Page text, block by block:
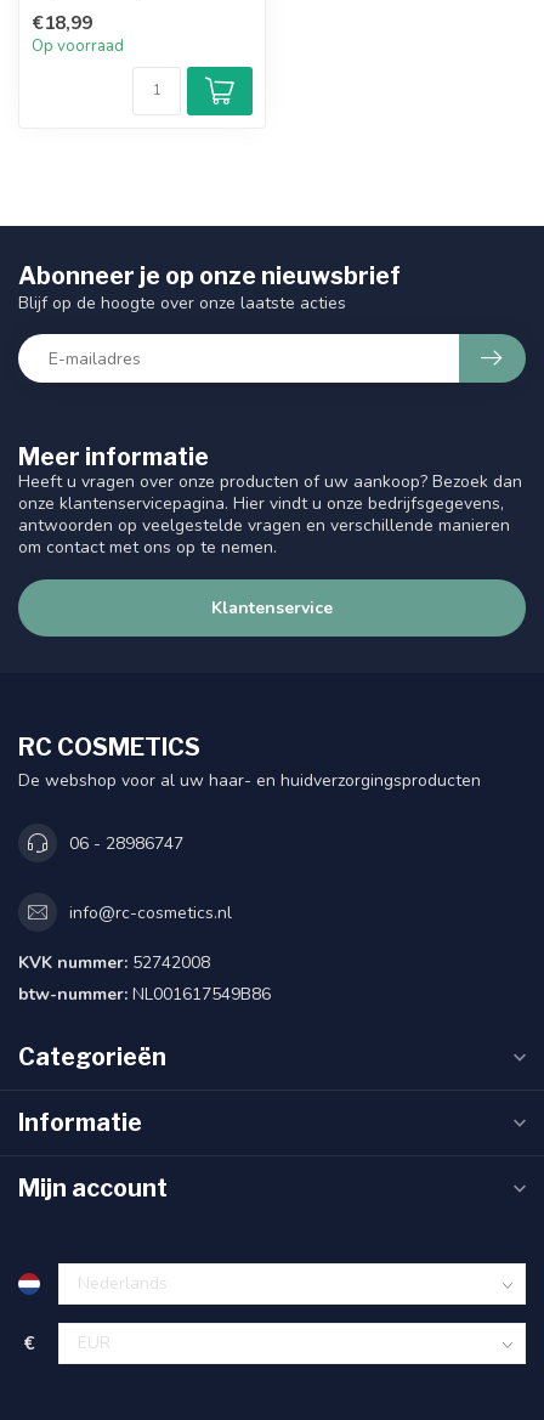
verzorgend...
€18,99
Op voorraad
Meer informatie
Heeft u vragen over onze producten of uw aankoop? Bezoek dan
onze klantenservicepagina. Hier vindt u onze bedrijfsgegevens,
antwoorden op veelgestelde vragen en verschillende manieren
om contact met ons op te nemen.
Klantenservice
Abonneer je op onze nieuwsbrief
Blijf op de hoogte over onze laatste acties
RC COSMETICS
De webshop voor al uw haar- en huidverzorgingsproducten
06 - 28986747
info@rc-cosmetics.nl
KVK nummer: 52742008
btw-nummer: NL001617549B86
Categorieën
Informatie
Mijn account
€